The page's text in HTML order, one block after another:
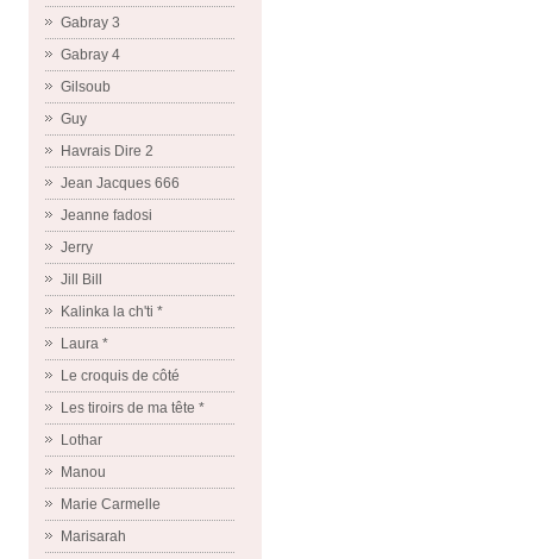
Gabray 3
Gabray 4
Gilsoub
Guy
Havrais Dire 2
Jean Jacques 666
Jeanne fadosi
Jerry
Jill Bill
Kalinka la ch'ti *
Laura *
Le croquis de côté
Les tiroirs de ma tête *
Lothar
Manou
Marie Carmelle
Marisarah